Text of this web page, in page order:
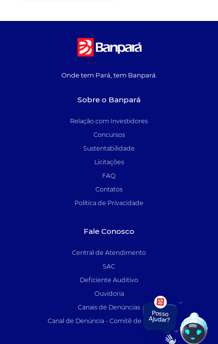
Onde tem Pará, tem Banpará.
Sobre o Banpará
Relação com Investidores
Concursos
Sustentabilidade
Licitações
FAQ
Contatos
Política de Privacidade
Fale Conosco
Central de Atendimento
SAC
Deficiente Auditivo
Ouvidoria
Canais de Denúncias
Canal de Denúncia - Comitê de Auditoria